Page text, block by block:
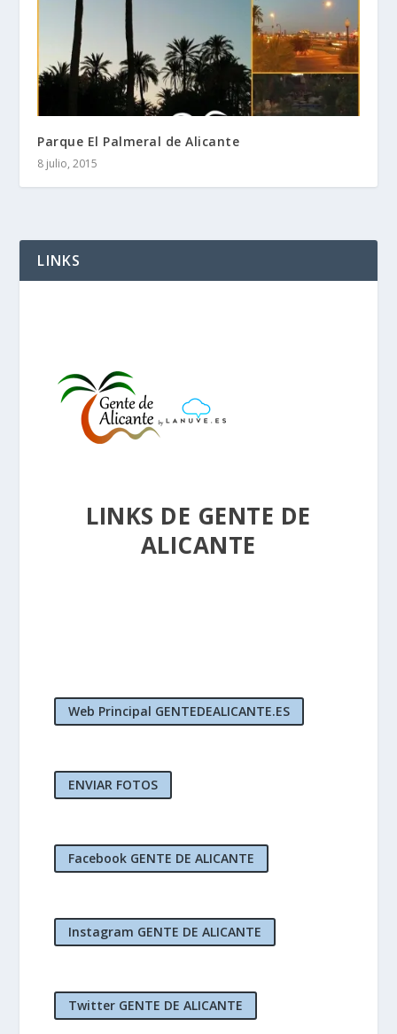
Parque El Palmeral de Alicante
8 julio, 2015
LINKS
LINKS DE GENTE DE
ALICANTE
Web Principal GENTEDEALICANTE.ES
ENVIAR FOTOS
Facebook GENTE DE ALICANTE
Instagram GENTE DE ALICANTE
Twitter GENTE DE ALICANTE